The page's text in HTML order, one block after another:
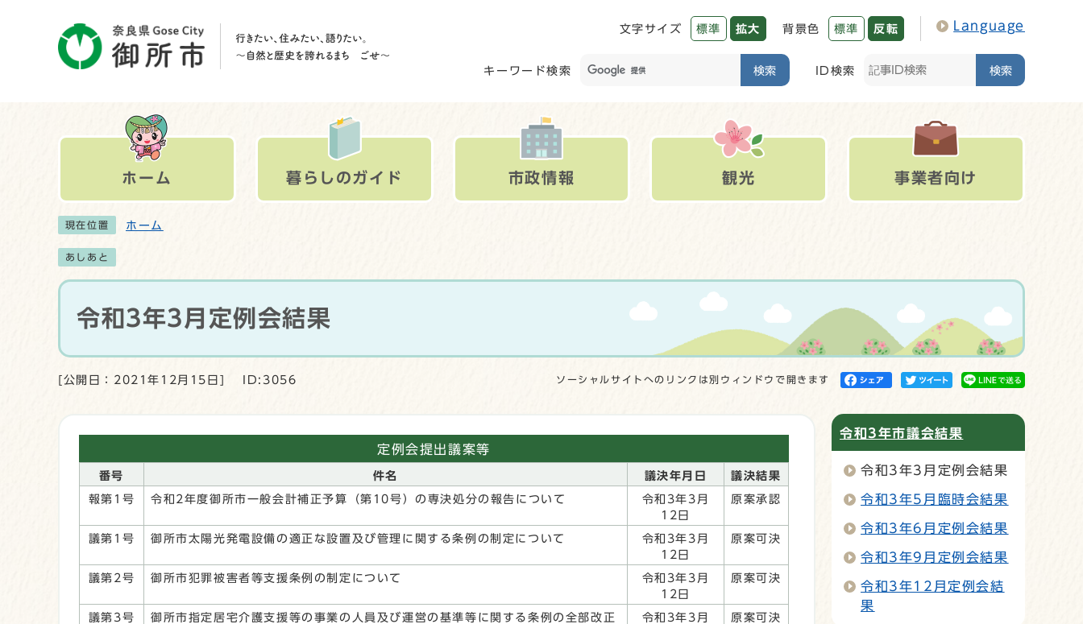
文字サイズ 標準 拡大 背景色 標準 反転 Language
キーワード検索 検索 ID検索 検索
ホーム 暮らしのガイド 市政情報 観光 事業者向け
現在位置 ホーム
あしあと
令和3年3月定例会結果
[公開日：2021年12月15日] ID:3056 ソーシャルサイトへのリンクは別ウィンドウで開きます
定例会提出議案等
番号 件名 議決年月日 議決結果
報第1号 令和2年度御所市一般会計補正予算（第10号）の専決処分の報告について
令和3年3月
12日
原案承認
議第1号 御所市太陽光発電設備の適正な設置及び管理に関する条例の制定について
令和3年3月
12日
原案可決
議第2号 御所市犯罪被害者等支援条例の制定について
令和3年3月
12日
原案可決
議第3号
御所市指定居宅介護支援等の事業の人員及び運営の基準等に関する条例の全部改正
令和3年3月
原案可決
令和3年市議会結果
令和3年3月定例会結果
令和3年5月臨時会結果
令和3年6月定例会結果
令和3年9月定例会結果
令和3年12月定例会結
果